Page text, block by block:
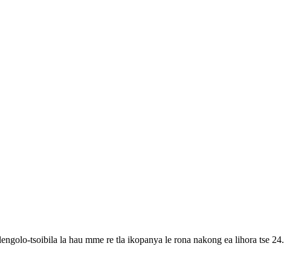
tsoibila la hau mme re tla ikopanya le rona nakong ea lihora tse 24.